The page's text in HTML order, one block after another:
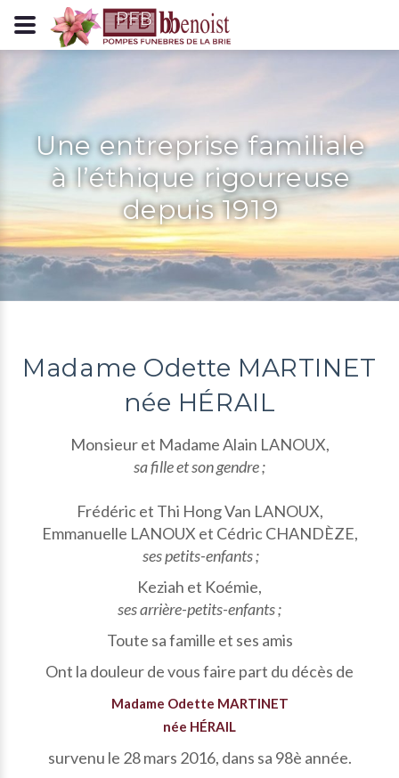
Panneau de gestion des cookies
Une entreprise familiale
à l’éthique rigoureuse
depuis 1919
Madame Odette MARTINET
née HÉRAIL
Monsieur et Madame Alain LANOUX,
sa fille et son gendre ;
Frédéric et Thi Hong Van LANOUX,
Emmanuelle LANOUX et Cédric CHANDÈZE,
ses petits-enfants ;
Keziah et Koémie,
ses arrière-petits-enfants ;
Toute sa famille et ses amis
Ont la douleur de vous faire part du décès de
Madame Odette MARTINET
née HÉRAIL
survenu le 28 mars 2016, dans sa 98è année.